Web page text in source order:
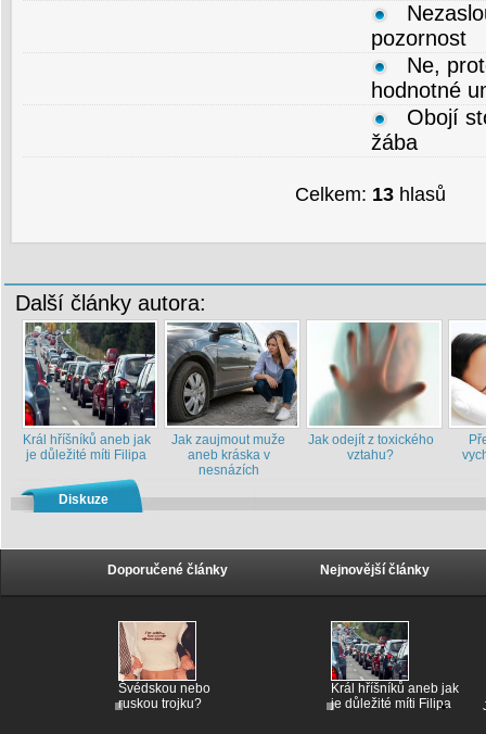
pozornost
Ne,
hodnotné
Obojí
žába
Celkem: 13 hlasů
Další články autora:
Král hříšníků aneb jak
je důležité míti Filipa
Jak zaujmout muže
aneb kráska v
nesnázích
Jak odejít z toxického
vztahu?
Diskuze
Doporučené články
Švédskou nebo
ruskou trojku?
Nejnovější články
Král hříšníků aneb jak
je důležité míti Filipa